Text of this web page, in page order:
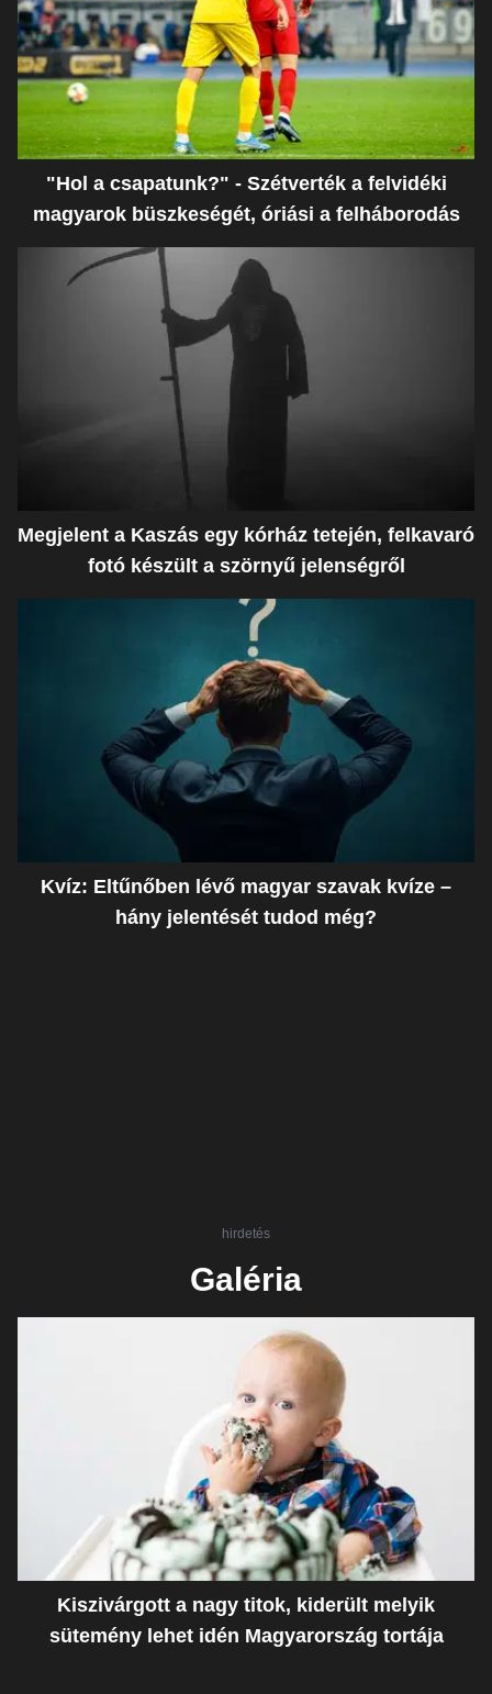
"Hol a csapatunk?" - Szétverték a felvidéki
magyarok büszkeségét, óriási a felháborodás
Megjelent a Kaszás egy kórház tetején, felkavaró
fotó készült a szörnyű jelenségről
Kvíz: Eltűnőben lévő magyar szavak kvíze –
hány jelentését tudod még?
hirdetés
Galéria
Kiszivárgott a nagy titok, kiderült melyik
sütemény lehet idén Magyarország tortája